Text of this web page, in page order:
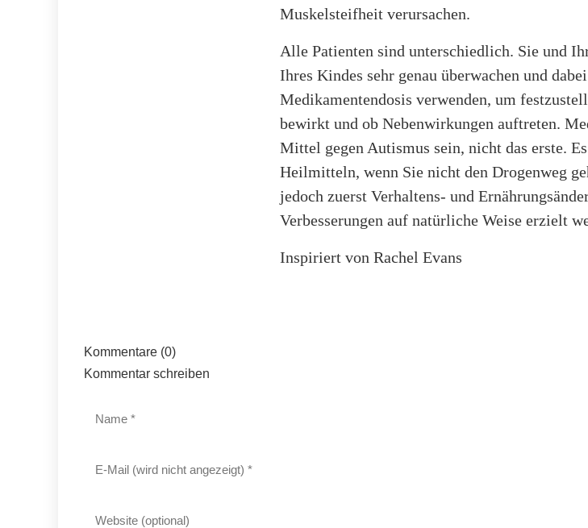
Muskelsteifheit verursachen.
Alle Patienten sind unterschiedlich. Sie und
Ihres Kindes sehr genau überwachen und
Medikamentendosis verwenden, um
bewirkt und ob Nebenwirkungen auftreten.
Mittel gegen Autismus sein, nicht das erste.
Heilmitteln, wenn Sie nicht den Drogenweg
jedoch zuerst Verhaltens- und
Verbesserungen auf natürliche Weise erzielt
Inspiriert von Rachel Evans
Kommentare (0)
Kommentar schreiben